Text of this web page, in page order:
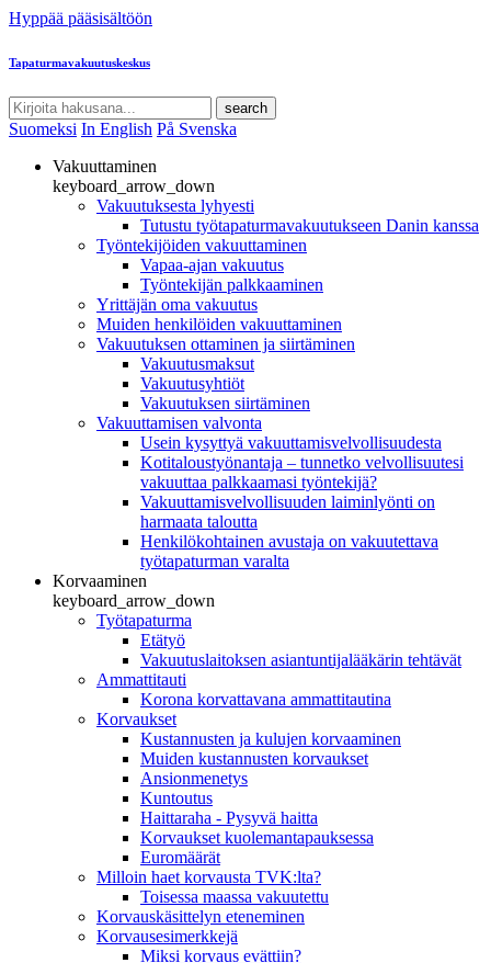
Hyppää pääsisältöön
Tapaturmavakuutuskeskus
search
Suomeksi In English På Svenska
Vakuuttaminen
keyboard_arrow_down
Vakuutuksesta lyhyesti
Tutustu työtapaturmavakuutukseen Danin kanssa
Työntekijöiden vakuuttaminen
Vapaa-ajan vakuutus
Työntekijän palkkaaminen
Yrittäjän oma vakuutus
Muiden henkilöiden vakuuttaminen
Vakuutuksen ottaminen ja siirtäminen
Vakuutusmaksut
Vakuutusyhtiöt
Vakuutuksen siirtäminen
Vakuuttamisen valvonta
Usein kysyttyä vakuuttamisvelvollisuudesta
Kotitaloustyönantaja – tunnetko velvollisuutesi
vakuuttaa palkkaamasi työntekijä?
Vakuuttamisvelvollisuuden laiminlyönti on
harmaata taloutta
Henkilökohtainen avustaja on vakuutettava
työtapaturman varalta
Korvaaminen
keyboard_arrow_down
Työtapaturma
Etätyö
Vakuutuslaitoksen asiantuntijalääkärin tehtävät
Ammattitauti
Korona korvattavana ammattitautina
Korvaukset
Kustannusten ja kulujen korvaaminen
Muiden kustannusten korvaukset
Ansionmenetys
Kuntoutus
Haittaraha - Pysyvä haitta
Korvaukset kuolemantapauksessa
Euromäärät
Milloin haet korvausta TVK:lta?
Toisessa maassa vakuutettu
Korvauskäsittelyn eteneminen
Korvausesimerkkejä
Miksi korvaus evättiin?